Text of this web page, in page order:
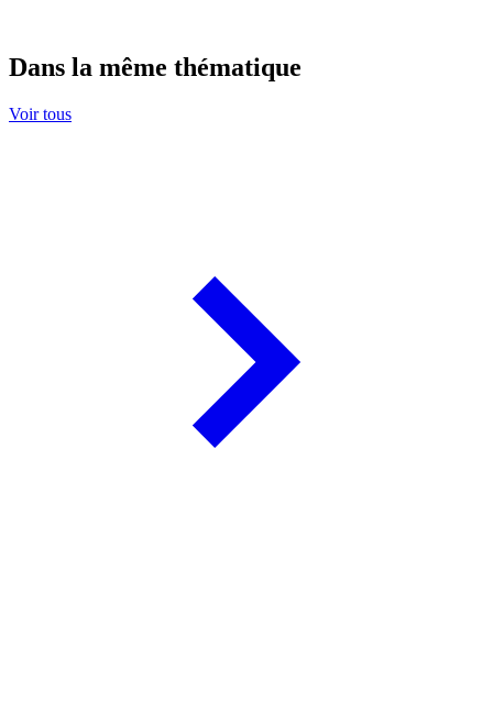
Dans la même thématique
Voir tous